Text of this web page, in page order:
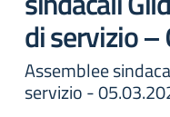
di servizio
Assemblee
servizio -